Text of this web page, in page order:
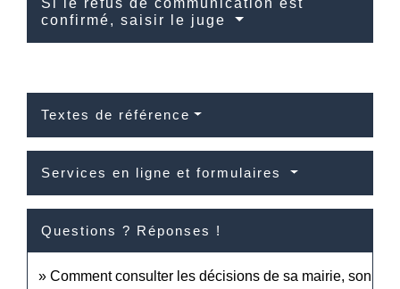
Si le refus de communication est
confirmé, saisir le juge
Textes de référence
Services en ligne et formulaires
Questions ? Réponses !
Comment consulter les décisions de sa mairie, son